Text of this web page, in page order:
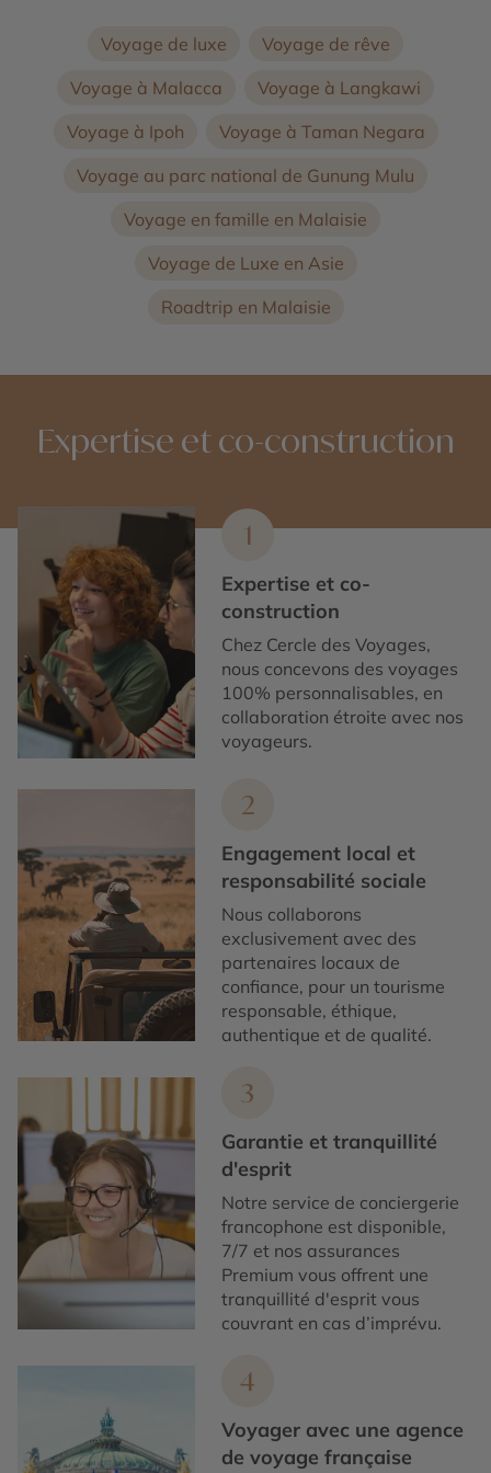
Voyage de luxe
Voyage de rêve
Voyage à Malacca
Voyage à Langkawi
Voyage à Ipoh
Voyage à Taman Negara
Voyage au parc national de Gunung Mulu
Voyage en famille en Malaisie
Voyage de Luxe en Asie
Roadtrip en Malaisie
Expertise et co-construction
1
Expertise et co-
construction
Chez Cercle des Voyages,
nous concevons des voyages
100% personnalisables, en
collaboration étroite avec nos
voyageurs.
2
Engagement local et
responsabilité sociale
Nous collaborons
exclusivement avec des
partenaires locaux de
confiance, pour un tourisme
responsable, éthique,
authentique et de qualité.
3
Garantie et tranquillité
d'esprit
Notre service de conciergerie
francophone est disponible,
7/7 et nos assurances
Premium vous offrent une
tranquillité d'esprit vous
couvrant en cas d’imprévu.
4
Voyager avec une agence
de voyage française